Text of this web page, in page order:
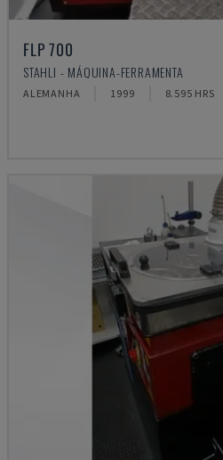
FLP 700
STAHLI - MÁQUINA-FERRAMENTA
ALEMANHA 1999 8.595 HRS